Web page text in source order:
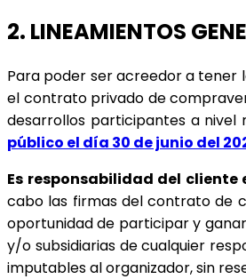
2. LINEAMIENTOS
Para poder ser acreedor a tener
el contrato privado de
desarrollos participantes a nivel
público el día 30 de junio del
Es responsabilidad del cliente
cabo las firmas del contrato de
oportunidad de participar y
y/o subsidiarias de cualquier
imputables al organizador, sin